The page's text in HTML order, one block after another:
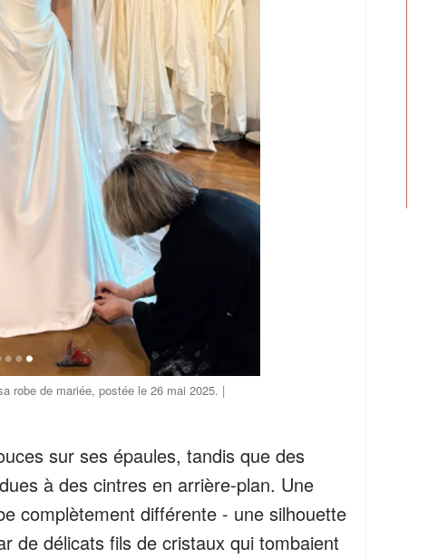
robe de mariée, postée le 26 mai 2025. |
sur ses épaules, tandis que des
à des cintres en arrière-plan. Une
complètement différente - une silhouette
de délicats fils de cristaux qui tombaient